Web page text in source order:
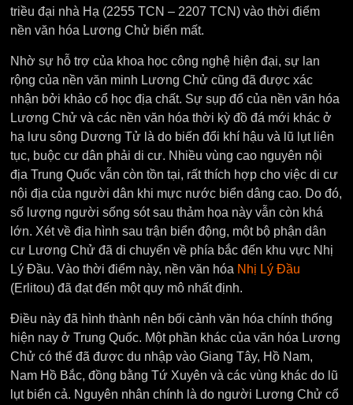
triều đại nhà Hạ (2255 TCN – 2207 TCN) vào thời điểm
nền văn hóa Lương Chử biến mất.
Nhờ sự hỗ trợ của khoa học công nghệ hiện đại, sự lan
rộng của nền văn minh Lương Chử cũng đã được xác
nhận bởi khảo cổ học địa chất. Sự sụp đổ của nền văn hóa
Lương Chử và các nền văn hóa thời kỳ đồ đá mới khác ở
hạ lưu sông Dương Tử là do biến đổi khí hậu và lũ lụt liên
tục, buộc cư dân phải di cư. Nhiều vùng cao nguyên nội
địa Trung Quốc vẫn còn tồn tại, rất thích hợp cho việc di cư
nội địa của người dân khi mực nước biển dâng cao. Do đó,
số lượng người sống sót sau thảm họa này vẫn còn khá
lớn. Xét về địa hình sau trận biển động, một bộ phận dân
cư Lương Chử đã di chuyển về phía bắc đến khu vực Nhị
Lý Đầu. Vào thời điểm này, nền văn hóa Nhị Lý Đầu
(Erlitou) đã đạt đến một quy mô nhất định.
Điều này đã hình thành nên bối cảnh văn hóa chính thống
hiện nay ở Trung Quốc. Một phần khác của văn hóa Lương
Chử có thể đã được du nhập vào Giang Tây, Hồ Nam,
Nam Hồ Bắc, đồng bằng Tứ Xuyên và các vùng khác do lũ
lụt biển cả. Nguyên nhân chính là do người Lương Chử cổ